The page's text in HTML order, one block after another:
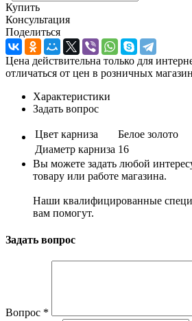
Купить
Консультация
Поделиться
Цена действительна только для
отличаться от цен в розничных
Характеристики
Задать вопрос
Цвет карниза
Белое золото
Диаметр карниза 16
Вы можете задать любой
товару или работе магазина.
Наши квалифицированные
вам помогут.
Задать вопрос
Вопрос *